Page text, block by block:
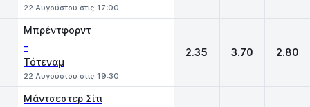
22 Αυγούστου στις 17:00
Μπρέντφορντ
-
Τότεναμ
22 Αυγούστου στις 19:30
2.35 3.70 2.80
Μάντσεστερ Σίτι